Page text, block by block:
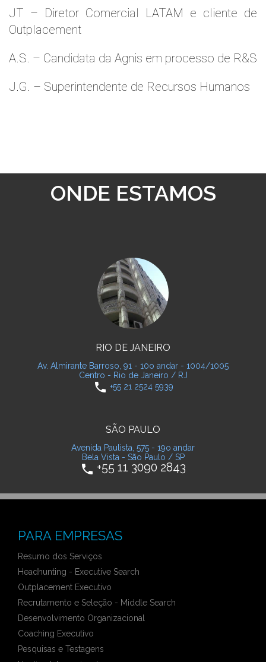
JT – Diretor Comercial LATAM e cliente de
Outplacement
A.S. – Candidata da Agnis em processo de R&S
J.G. – Superintendente de Recursos Humanos
ONDE ESTAMOS
RIO DE JANEIRO
Av. Almirante Barroso, 91 - 10o andar - 1004/1005
Centro - Rio de Janeiro / RJ
phone +55 21 2524 5939
SÃO PAULO
Avenida Paulista, 575 - 19o andar
Bela Vista - São Paulo / SP
phone +55 11 3090 2843
PARA EMPRESAS
Resumo dos Serviços
Headhunting - Executive Search
Outplacement Executivo
Recrutamento e Seleção - Middle Search
Desenvolvimento Organizacional
Coaching Executivo
Pesquisas e Testagens